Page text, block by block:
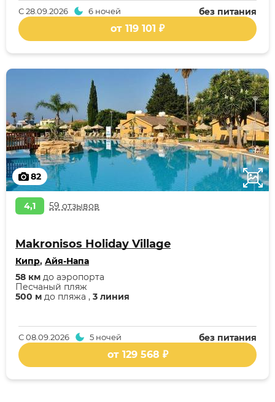
без питания
С28.09.2026 6 ночей
от 119 101 ₽
82
4,1 59 отзывов
Makronisos Holiday Village
Кипр, Айя-Напа
500 м до пляжа , 3 линия
Песчаный пляж
58 км до аэропорта
без питания
С08.09.2026 5 ночей
от 129 568 ₽